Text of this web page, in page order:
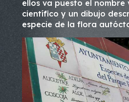
ellos va puesto el nombre
científico y un dibujo
especie de la flora